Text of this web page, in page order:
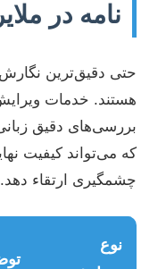
نامه در ملایر
حتی دقیق‌ترین
هستند. خدمات
بررسی‌های دقیق
که می‌تواند کیفیت
چشمگیری ارتقاء دهد.
نوع